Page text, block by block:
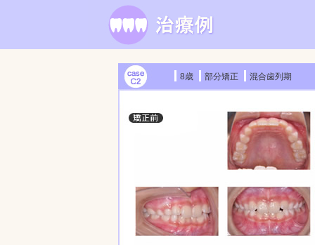
8歳 部分矯正 混合歯列期